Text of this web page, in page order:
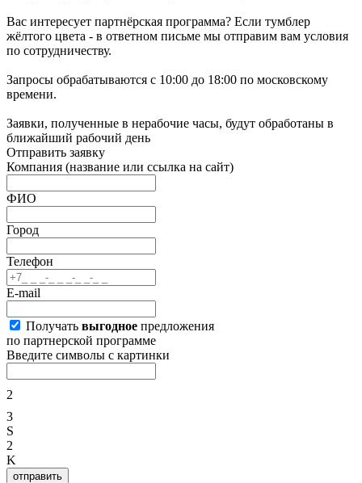
Вас интересует партнёрская программа? Если тумблер
жёлтого цвета - в ответном письме мы отправим вам условия
по сотрудничеству.
Запросы обрабатываются с 10:00 до 18:00 по московскому
времени.
Заявки, полученные в нерабочие часы, будут обработаны в
ближайший рабочий день
Отправить заявку
Компания (название или ссылка на сайт)
ФИО
Город
Телефон
E-mail
Получать выгодное предложения
по партнерской программе
Введите символы с картинки
2
3
S
2
K
отправить